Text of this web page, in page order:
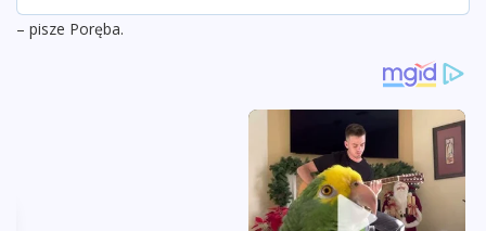
– pisze Poręba.